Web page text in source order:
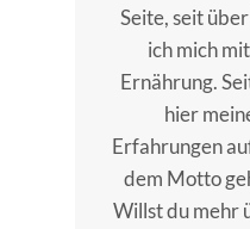
Seite, seit
ich mich
Ernährung.
hier
Erfahrungen
dem Motto
Willst du mehr